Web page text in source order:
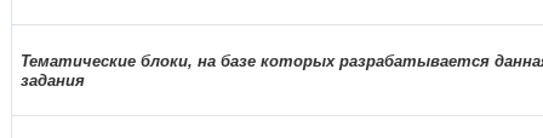
Тематические блоки, на базе которых разрабатывается
задания